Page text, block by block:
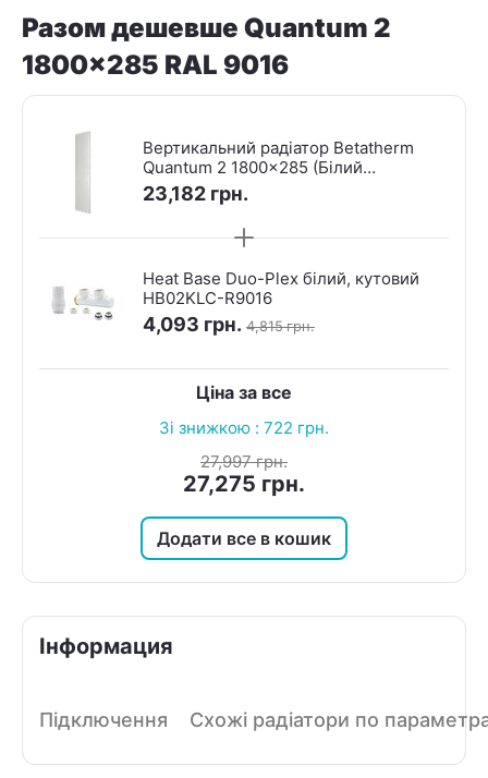
Разом дешевше Quantum 2
1800x285 RAL 9016
Вертикальний радіатор Betatherm
Quantum 2 1800x285 (Білий
RAL9016М, підк. №99)
23,182 грн.
Heat Base Duo-Plex білий, кутовий
HB02KLC-R9016
4,093 грн. 4,815грн.
Ціна за все
Зі знижкою : 722 грн.
27,997грн.
27,275 грн.
Додати все в кошик
Інформация
Підключення Схожі радіатори по